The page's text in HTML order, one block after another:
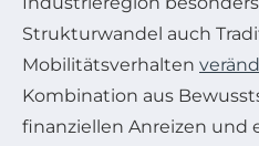
Strukturwandel auch
Mobilitätsverhalten
Kombination aus
finanziellen Anreizen